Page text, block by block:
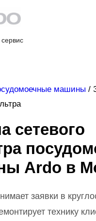
машины /
сетевого
Ardo в
заявки в
технику